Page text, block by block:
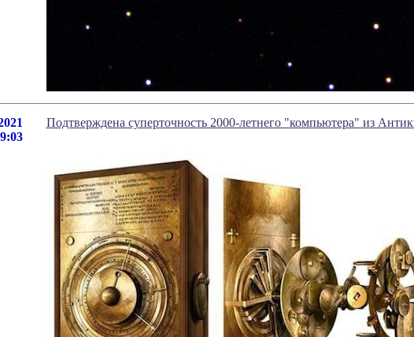
Подтверждена суперточность 2000-летнего "компьютера" из